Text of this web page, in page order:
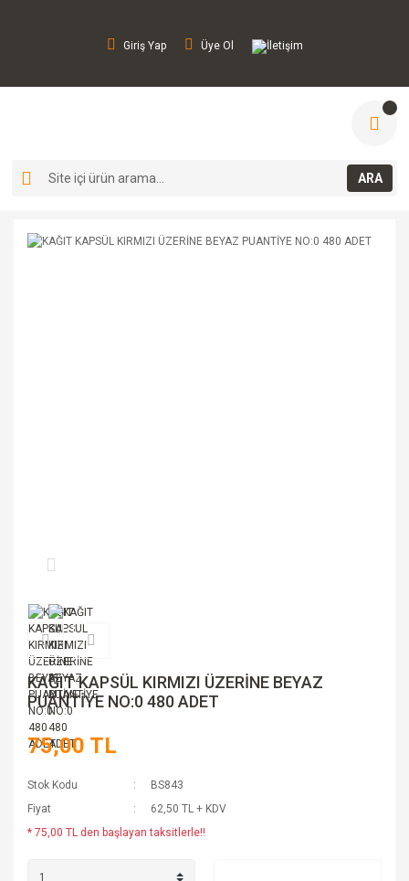
Giriş Yap Üye Ol İletişim
ARA
KAĞIT KAPSÜL KIRMIZI ÜZERİNE BEYAZ
PUANTİYE NO:0 480 ADET
75,00 TL
Stok Kodu
BS843
Fiyat
62,50 TL + KDV
* 75,00 TL den başlayan taksitlerle!!